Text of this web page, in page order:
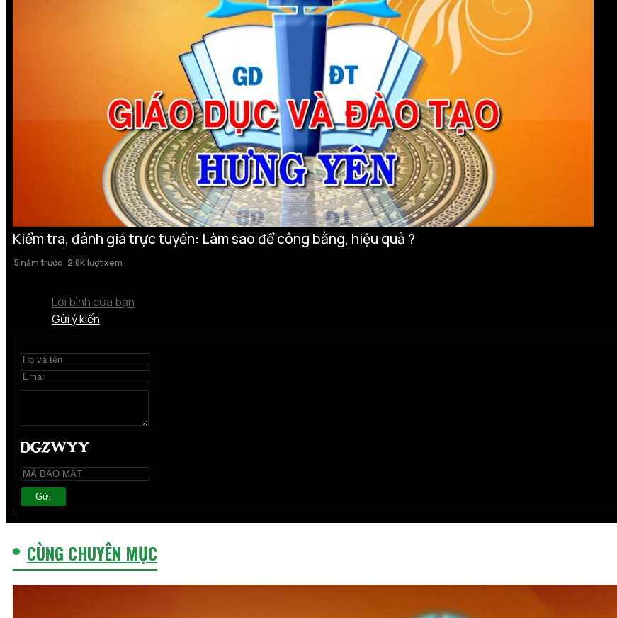
Kiểm tra, đánh giá trực tuyến: Làm sao để công bằng, hiệu quả ?
5 năm trước 2.8K lượt xem
Lời bình của bạn
Gửi ý kiến
Gửi
CÙNG CHUYÊN MỤC